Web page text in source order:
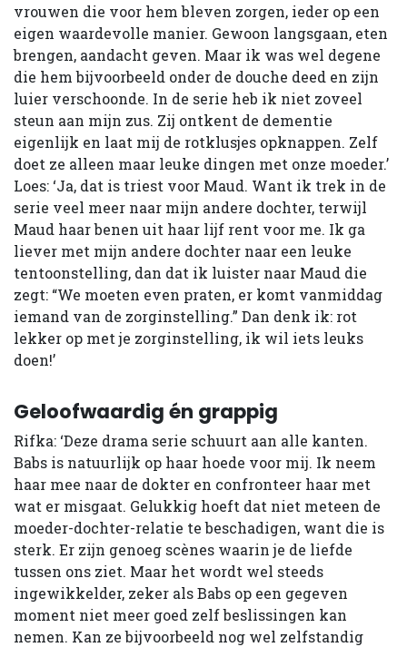
vrouwen die voor hem bleven zorgen, ieder op een
eigen waardevolle manier. Gewoon langsgaan, eten
brengen, aandacht geven. Maar ik was wel degene
die hem bijvoorbeeld onder de douche deed en zijn
luier verschoonde. In de serie heb ik niet zoveel
steun aan mijn zus. Zij ontkent de dementie
eigenlijk en laat mij de rotklusjes opknappen. Zelf
doet ze alleen maar leuke dingen met onze moeder.’
Loes: ‘Ja, dat is triest voor Maud. Want ik trek in de
serie veel meer naar mijn andere dochter, terwijl
Maud haar benen uit haar lijf rent voor me. Ik ga
liever met mijn andere dochter naar een leuke
tentoonstelling, dan dat ik luister naar Maud die
zegt: “We moeten even praten, er komt vanmiddag
iemand van de zorginstelling.” Dan denk ik: rot
lekker op met je zorginstelling, ik wil iets leuks
doen!’
Geloofwaardig én grappig
Rifka: ‘Deze drama serie schuurt aan alle kanten.
Babs is natuurlijk op haar hoede voor mij. Ik neem
haar mee naar de dokter en confronteer haar met
wat er misgaat. Gelukkig hoeft dat niet meteen de
moeder-dochter-relatie te beschadigen, want die is
sterk. Er zijn genoeg scènes waarin je de liefde
tussen ons ziet. Maar het wordt wel steeds
ingewikkelder, zeker als Babs op een gegeven
moment niet meer goed zelf beslissingen kan
nemen. Kan ze bijvoorbeeld nog wel zelfstandig